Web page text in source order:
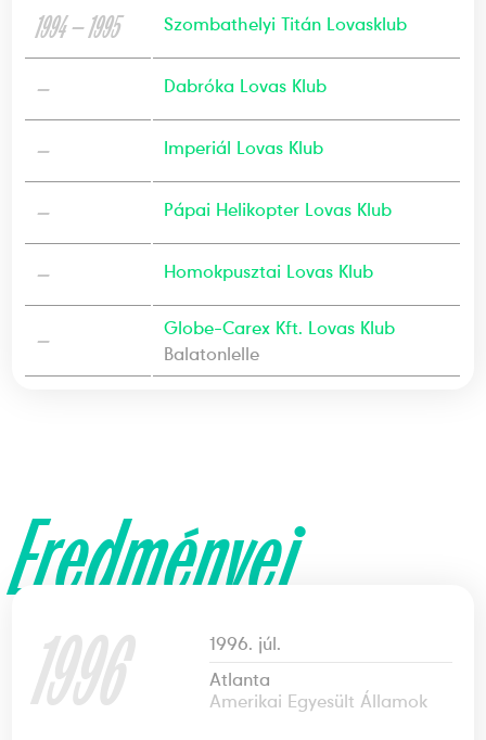
1994 — 1995 Szombathelyi Titán Lovasklub
— Dabróka Lovas Klub
— Imperiál Lovas Klub
— Pápai Helikopter Lovas Klub
— Homokpusztai Lovas Klub
—
Globe-Carex Kft. Lovas Klub
Balatonlelle
Eredményei
1996
1996. júl.
Atlanta
Amerikai Egyesült Államok